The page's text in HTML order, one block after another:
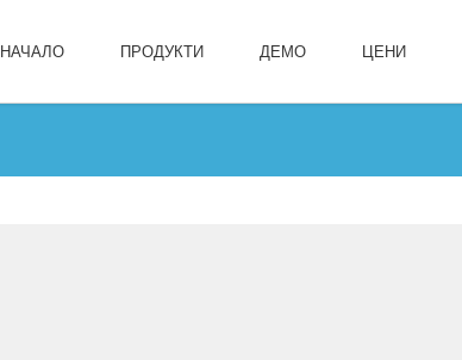
НАЧАЛО ПРОДУКТИ ДЕМО ЦЕНИ